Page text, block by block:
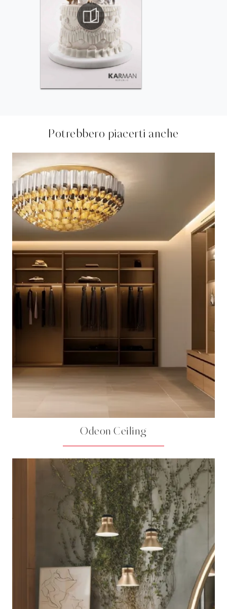
Potrebbero piacerti anche
Odeon Ceiling